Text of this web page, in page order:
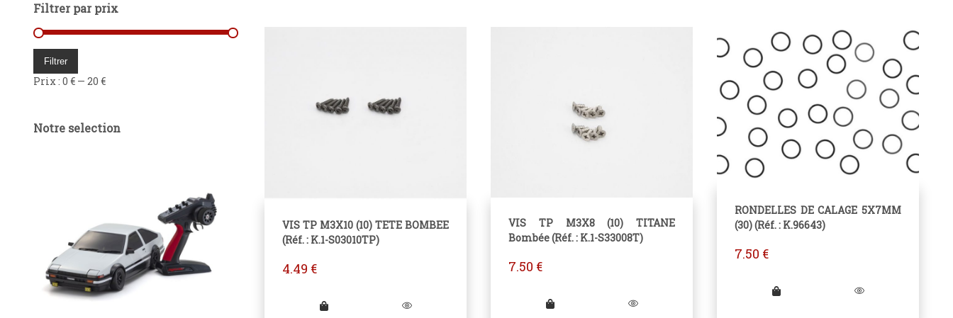
Filtrer par prix
Prix
min
Prix
max
Filtrer
Prix : 0 € — 20 €
Notre selection
VIS TP M3X10 (10) TETE BOMBEE
(Réf. : K.1-S03010TP)
4.49 €
VIS TP M3X8 (10) TITANE
Bombée (Réf. : K.1-S33008T)
7.50 €
RONDELLES DE CALAGE 5X7MM
(30) (Réf. : K.96643)
7.50 €